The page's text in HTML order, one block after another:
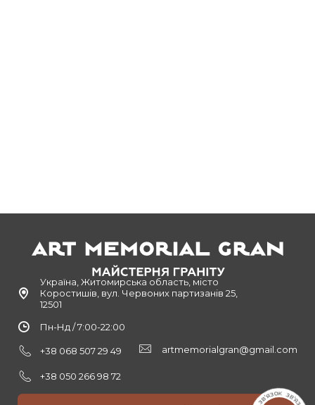
Україна, Житомирська область, місто
Коростишів, вул. Червоних партизанів 25,
12501
Пн-Нд / 7:00-22:00
+38 068 507 29 49
+38 050 266 98 72
artmemorialgran@gmail.com